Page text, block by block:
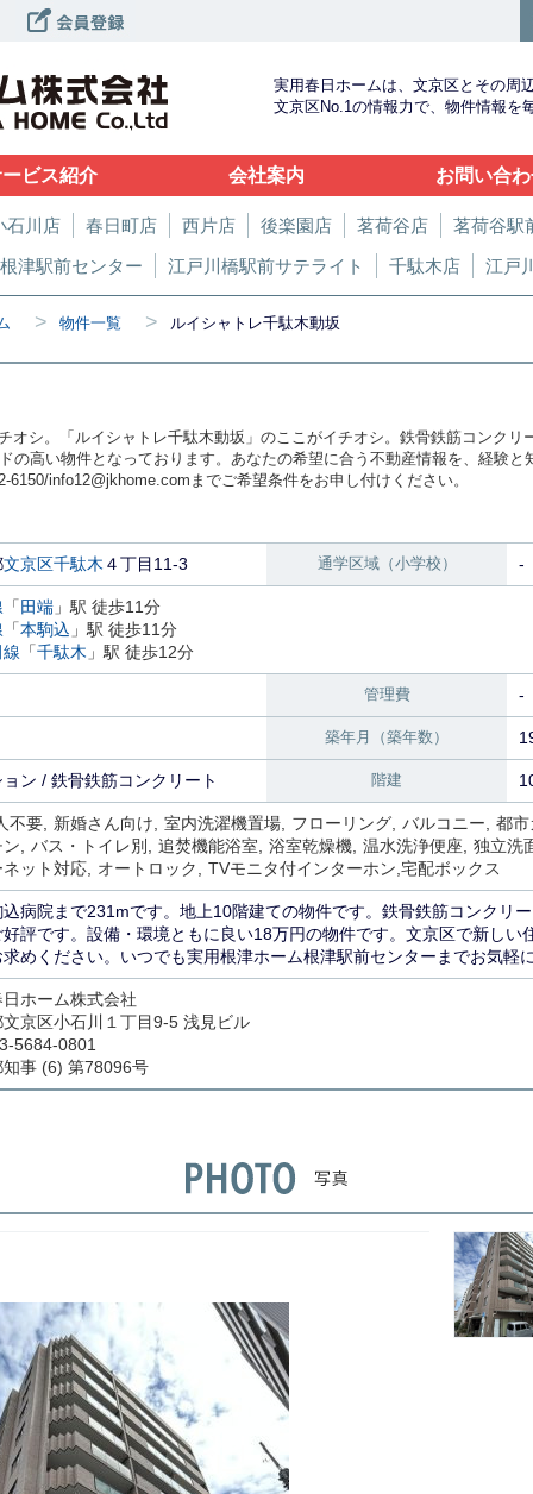
実用春日ホームは、文京区とその周
文京区No.1の情報力で、物件情報を
ビス紹介 会社案内 お問い合
石川店 春日町店 西片店 後楽園店 茗荷谷店 茗荷谷駅
根津駅前センター
江戸川橋駅前サテライト 千駄木店 江戸
> 物件一覧 > ルイシャトレ千駄木動坂
オシ。「ルイシャトレ千駄木動坂」のここがイチオシ。鉄骨鉄筋コンクリ
の高い物件となっております。あなたの希望に合う不動産情報を、経験
info12@jkhome.comまでご希望条件をお申し付けください。
文京区千駄木 ４丁目11-3 通学区域（小学校） -
「 田端 」駅 徒歩11分
「本駒込 」駅 徒歩11分
「千駄木 」駅 徒歩12分
管理費 -
築年月（築年数）
ン / 鉄骨鉄筋コンクリート 階建
不要 新婚さん向け 室内洗濯機置場 フローリング バルコニー 都市
バス・トイレ別 追焚機能浴室 浴室乾燥機 温水洗浄便座 独立洗
ット対応
オートロック TVモニタ付インターホン 宅配ボックス
病院まで231mです。地上10階建ての物件です。鉄骨鉄筋コンクリ
評です。設備・環境ともに良い18万円の物件です。文京区で新しい
めください。いつでも実用根津ホーム根津駅前センターまでお気軽
ホーム株式会社
京区小石川１丁目9-5 浅見ビル
5684-0801
知事 (6) 第78096号